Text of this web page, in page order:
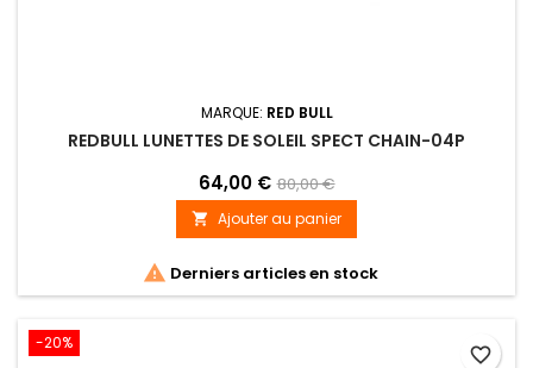
MARQUE: RED BULL
REDBULL LUNETTES DE SOLEIL SPECT CHAIN-04P
64,00 € 80,00 €
 Ajouter au panier
 Derniers articles en stock
-20%
favorite_border